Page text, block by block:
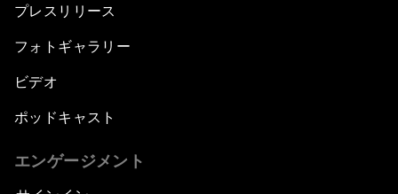
プレスリリース
フォトギャラリー
ビデオ
ポッドキャスト
エンゲージメント